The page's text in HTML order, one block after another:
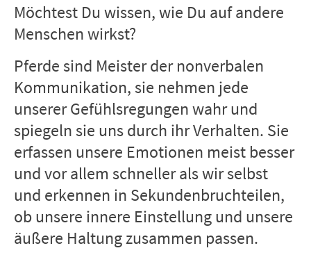
Möchtest Du wissen, wie Du auf andere
Menschen wirkst?
Pferde sind Meister der nonverbalen
Kommunikation, sie nehmen jede
unserer Gefühlsregungen wahr und
spiegeln sie uns durch ihr Verhalten. Sie
erfassen unsere Emotionen meist besser
und vor allem schneller als wir selbst
und erkennen in Sekundenbruchteilen,
ob unsere innere Einstellung und unsere
äußere Haltung zusammen passen.